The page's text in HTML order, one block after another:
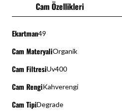
Cam Özellikleri
Ekartman49
Cam MateryaliOrganik
Cam FiltresiUv400
Cam RengiKahverengi
Cam TipiDegrade